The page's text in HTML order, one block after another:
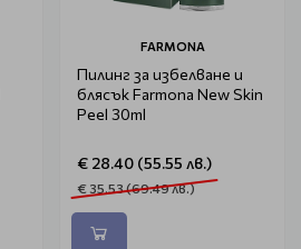
FARMONA
Пилинг за избелване и
блясък Farmona New Skin
Peel 30ml
€ 28.40 (55.55 лв.)
€ 35.53 (69.49 лв.)